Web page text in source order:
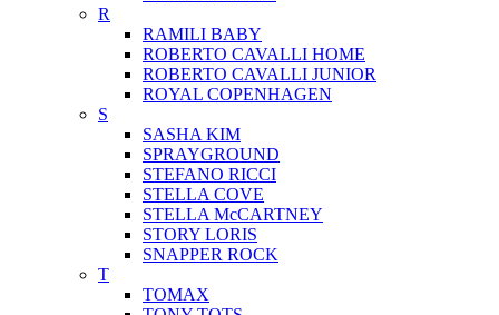
R
RAMILI BABY
ROBERTO CAVALLI HOME
ROBERTO CAVALLI JUNIOR
ROYAL COPENHAGEN
S
SASHA KIM
SPRAYGROUND
STEFANO RICCI
STELLA COVE
STELLA McCARTNEY
STORY LORIS
SNAPPER ROCK
T
TOMAX